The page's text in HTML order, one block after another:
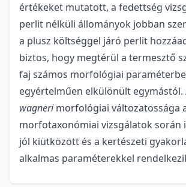
értékeket mutatott, a fedettség
perlit nélküli állományok jobban
a plusz költséggel járó perlit
biztos, hogy megtérül a termesztő
faj számos morfológiai
egyértelműen elkülönült egymástól.
wagnerimorfológiai változatossága
morfotaxonómiai vizsgálatok során
jól kiütközött és a kertészeti
alkalmas paraméterekkel